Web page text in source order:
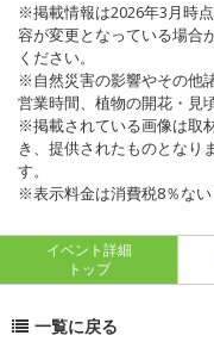
※掲載情報は2026年3月時
容が変更となっている場合
ください。
※自然災害の影響やその他
営業時間、植物の開花・見
※掲載されている画像は取
き、提供されたものとなり
す。
※表示料金は消費税8％ない
イベント詳細
トップ
一覧に戻る